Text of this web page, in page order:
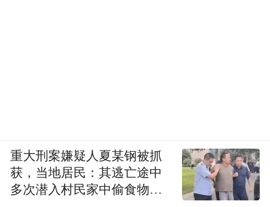
重大刑案嫌疑人夏某钢被抓
获，当地居民：其逃亡途中
多次潜入村民家中偷食物被